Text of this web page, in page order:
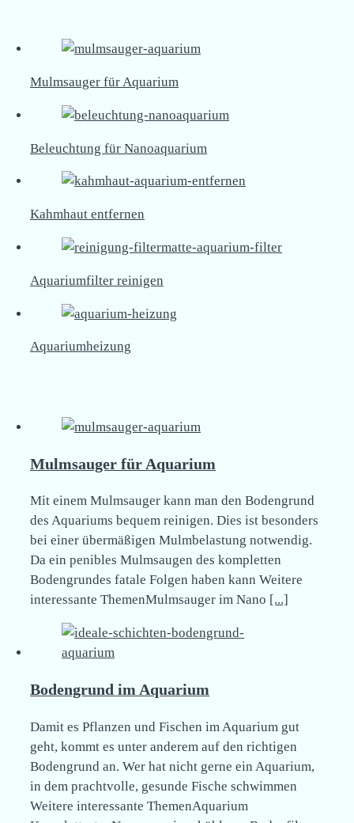
Mulmsauger für Aquarium
Beleuchtung für Nanoaquarium
Kahmhaut entfernen
Aquariumfilter reinigen
Aquariumheizung
Mulmsauger für Aquarium
Mit einem Mulmsauger kann man den Bodengrund
des Aquariums bequem reinigen. Dies ist besonders
bei einer übermäßigen Mulmbelastung notwendig.
Da ein penibles Mulmsaugen des kompletten
Bodengrundes fatale Folgen haben kann Weitere
interessante ThemenMulmsauger im Nano [...]
Bodengrund im Aquarium
Damit es Pflanzen und Fischen im Aquarium gut
geht, kommt es unter anderem auf den richtigen
Bodengrund an. Wer hat nicht gerne ein Aquarium,
in dem prachtvolle, gesunde Fische schwimmen
Weitere interessante ThemenAquarium